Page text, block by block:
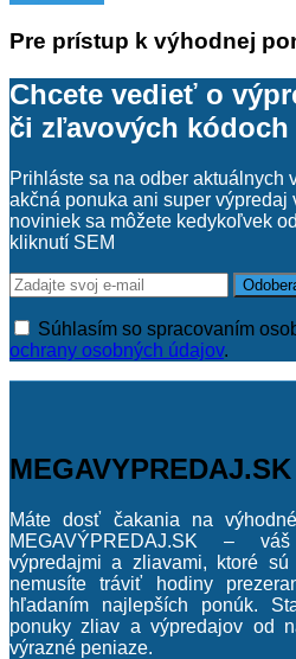
Pre prístup k výhodnej
Chcete vedieť o
či zľavových
Prihláste sa na odber aktuálnych
akčná ponuka ani super výpredaj
noviniek sa môžete kedykoľvek
kliknutí SEM
Súhlasím so spracovaním
ochrany osobných údajov.
MEGAVYPREDAJ.SK
Máte dosť čakania na
MEGAVÝPREDAJ.SK –
výpredajmi a zliavami, ktoré
nemusíte tráviť hodiny
hľadaním najlepších ponúk.
ponuky zliav a výpredajov od
výrazné peniaze.